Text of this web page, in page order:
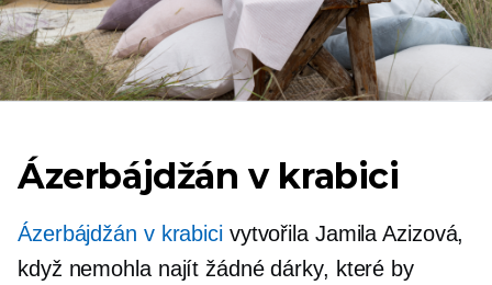
Ázerbájdžán v krabici
Ázerbájdžán v krabicivytvořila Jamila Azizová,
když nemohla najít žádné dárky, které by